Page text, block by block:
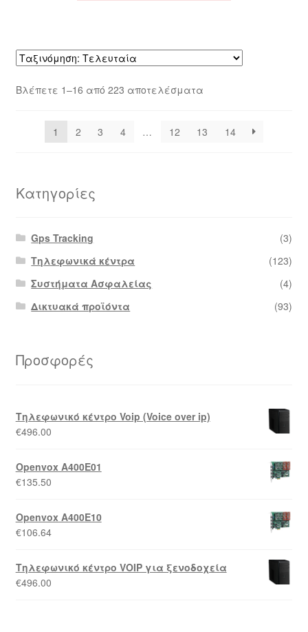
Βλέπετε 1–16 από 223 αποτελέσματαSorted
1
2 3 4 … 12 13 14
Κατηγορίες
Gps Tracking
(3)
Τηλεφωνικά κέντρα
(123)
Συστήματα Ασφαλείας
(4)
Δικτυακά προϊόντα
(93)
Προσφορές
Τηλεφωνικό κέντρο Voip (Voice over ip)
€496.00
Openvox A400E01
€135.50
Openvox A400E10
€106.64
Τηλεφωνικό κέντρο VOIP για ξενοδοχεία
€496.00